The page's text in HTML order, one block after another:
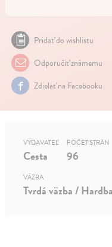
Pridať do wishlistu
Odporučiť známemu
Zdielať na Facebooku
VYDAVATEĽ
Cesta
POČET STRÁN
96
VÄZBA
Tvrdá väzba /